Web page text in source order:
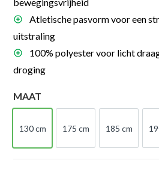
bewegingsvrijheid
Atletische pasvorm voor een
uitstraling
100% polyester voor licht
droging
MAAT
130 cm
130 cm
175 cm
175 cm
185 cm
185 cm